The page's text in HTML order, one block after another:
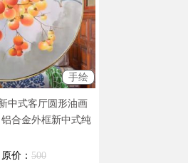
手绘
中式客厅圆形油画
铝合金外框新中式纯
原价： 500